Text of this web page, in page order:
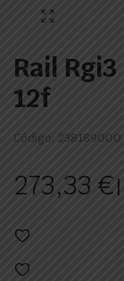
Rail
12f
Código: 238189000
273,33€